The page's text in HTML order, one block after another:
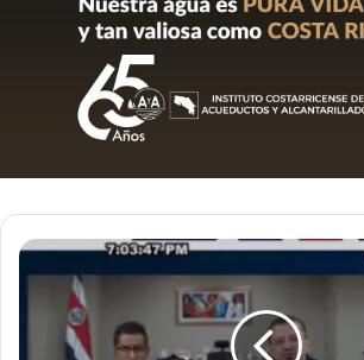
Priscila
Vindas
CRITICA
JORNADA